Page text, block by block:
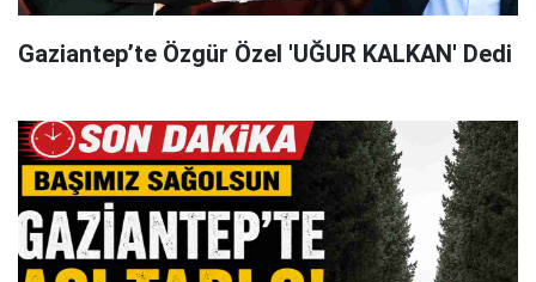
Gaziantep’te Özgür Özel 'UĞUR KALKAN' Dedi